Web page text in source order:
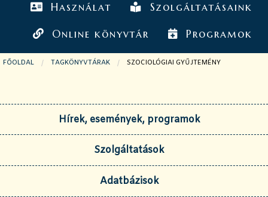
Használat Szolgáltatásaink
Online könyvtár Programok
FŐOLDAL TAGKÖNYVTÁRAK JELENLEGI OLDAL:
SZOCIOLÓGIAI GYŰJTEMÉNY
Hírek, események, programok
Szolgáltatások
Adatbázisok